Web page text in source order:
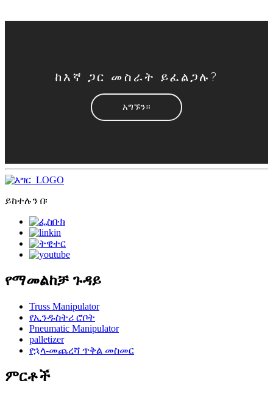
ከእኛ ጋር መስራት ይፈልጋሉ?
አግኙን።
ይከተሉን በ፡
የማመልከቻ ጉዳይ
Truss Manipulator
የኢንዱስትሪ ሮቦት
Pneumatic Manipulator
palletizer
የኋላ-መጨረሻ ጥቅል መስመር
ምርቶች